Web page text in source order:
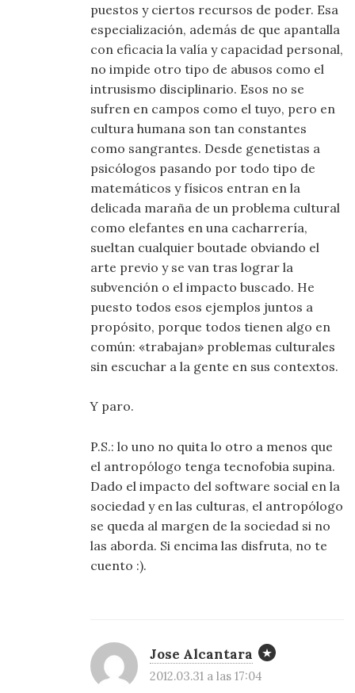
puestos y ciertos recursos de poder. Esa
especialización, además de que apantalla
con eficacia la valía y capacidad personal,
no impide otro tipo de abusos como el
intrusismo disciplinario. Esos no se
sufren en campos como el tuyo, pero en
cultura humana son tan constantes
como sangrantes. Desde genetistas a
psicólogos pasando por todo tipo de
matemáticos y físicos entran en la
delicada maraña de un problema cultural
como elefantes en una cacharrería,
sueltan cualquier boutade obviando el
arte previo y se van tras lograr la
subvención o el impacto buscado. He
puesto todos esos ejemplos juntos a
propósito, porque todos tienen algo en
común: «trabajan» problemas culturales
sin escuchar a la gente en sus contextos.
Y paro.
P.S.: lo uno no quita lo otro a menos que
el antropólogo tenga tecnofobia supina.
Dado el impacto del software social en la
sociedad y en las culturas, el antropólogo
se queda al margen de la sociedad si no
las aborda. Si encima las disfruta, no te
cuento :).
Jose Alcantara
2012.03.31 a las 17:04